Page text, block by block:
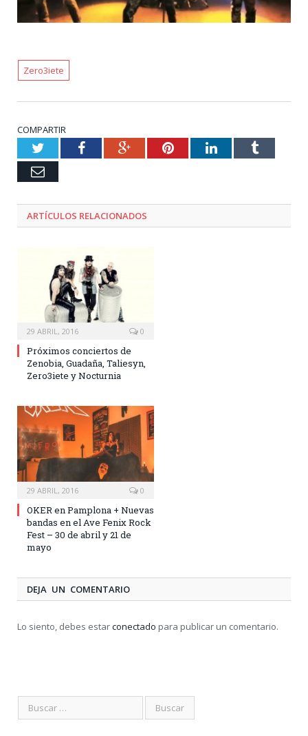
Zero3iete
COMPARTIR
TwitterFacebookGoogle+PinterestLinkedInTumblr
Email
ARTÍCULOS RELACIONADOS
29 ABRIL, 2016 0
Próximos conciertos de
Zenobia, Guadaña, Taliesyn,
Zero3iete y Nocturnia
29 ABRIL, 2016 0
OKER en Pamplona + Nuevas
bandas en el Ave Fenix Rock
Fest – 30 de abril y 21 de
mayo
DEJA UN COMENTARIO
Lo siento, debes estarconectado para publicar un comentario.